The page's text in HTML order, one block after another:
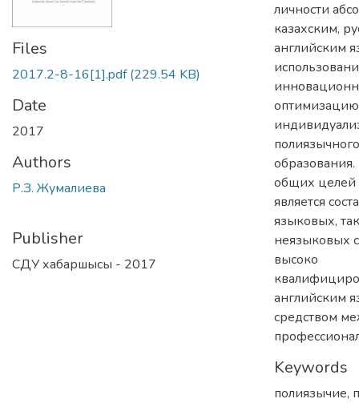
Files
2017.2-8-16[1].pdf(229.54 KB)
Date
2017
Authors
Р.З. Жумалиева
Publisher
СДУ хабаршысы - 2017
личности
казахским,
английским
полиязычного
общих целей
является
языковых,
неязыковых
высоко
английским
средством
Keywords
полиязычие,